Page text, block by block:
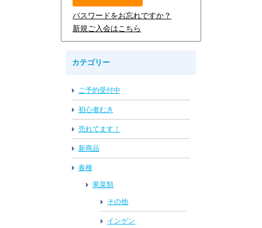
パスワードをお忘れですか？
新規ご入会はこちら
カテゴリー
ご予約受付中
初心者むき
売れてます！
新商品
春種
果菜類
その他
インゲン